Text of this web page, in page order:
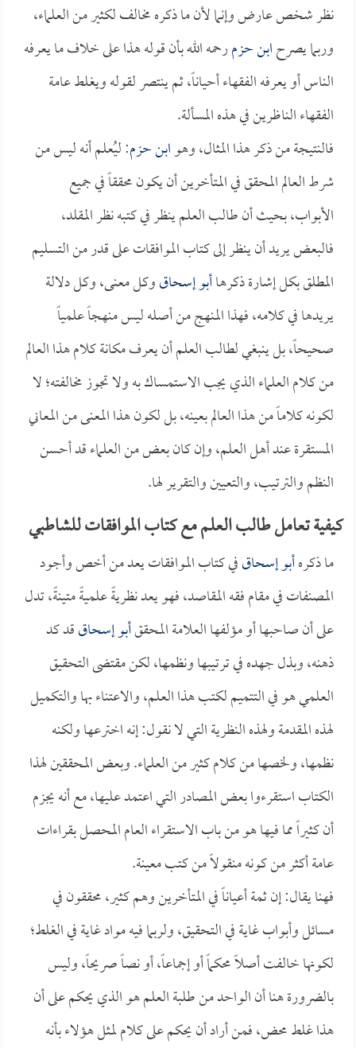
نظر شخص عارض وإنما لأن ما ذكره مخالف لكثير من العلماء،
وربما يصرحابن حزمرحمه الله بأن قوله هذا على خلاف ما يعرفه
الناس أو يعرفه الفقهاء أحياناً، ثم ينتصر لقوله ويغلط عامة
الفقهاء الناظرين في هذه المسألة.
فالنتيجة من ذكر هذا المثال، وهوابن حزم: ليُعلم أنه ليس من
شرط العالم المحقق في المتأخرين أن يكون محققاً في جميع
الأبواب، بحيث أن طالب العلم ينظر في كتبه نظر المقلد،
فالبعض يريد أن ينظر إلى كتاب الموافقات على قدر من التسليم
المطلق بكل إشارة ذكرهاأبو إسحاقوكل معنى، وكل دلالة
يريدها في كلامه، فهذا المنهج من أصله ليس منهجاً علمياً
صحيحاً، بل ينبغي لطالب العلم أن يعرف مكانة كلام هذا العالم
من كلام العلماء الذي يجب الاستمساك به ولا تجوز مخالفته؛ لا
لكونه كلاماً من هذا العالم بعينه، بل لكون هذا المعنى من المعاني
المستقرة عند أهل العلم، وإن كان بعض من العلماء قد أحسن
النظم والترتيب، والتعيين والتقرير لها.
كيفية تعامل طالب العلم مع كتاب الموافقات للشاطبي
ما ذكرهأبو إسحاقفي كتاب الموافقات يعد من أخص وأجود
المصنفات في مقام فقه المقاصد، فهو يعد نظريةً علميةً متينةً، تدل
على أن صاحبها أو مؤلفها العلامة المحققأبو إسحاققد كد
ذهنه، وبذل جهده في ترتيبها ونظمها، لكن مقتضى التحقيق
العلمي هو في التتميم لكتب هذا العلم، والاعتناء بها والتكميل
لهذه المقدمة ولهذه النظرية التي لا نقول: إنه اخترعها ولكنه
نظمها، ولخصها من كلام كثير من العلماء. وبعض المحققين لهذا
الكتاب استقرءوا بعض المصادر التي اعتمد عليها، مع أنه يجزم
أن كثيراً مما فيها هو من باب الاستقراء العام المحصل بقراءات
عامة أكثر من كونه منقولاً من كتب معينة.
فهنا يقال: إن ثمة أعياناً في المتأخرين وهم كثير، محققون في
مسائل وأبواب غاية في التحقيق، ولربما فيه مواد غاية في الغلط؛
لكونها خالفت أصلاً محكماً أو إجماعاً، أو نصاً صريحاً، وليس
بالضرورة هنا أن الواحد من طلبة العلم هو الذي يحكم على أن
هذا غلط محض، فمن أراد أن يحكم على كلام لمثل هؤلاء بأنه